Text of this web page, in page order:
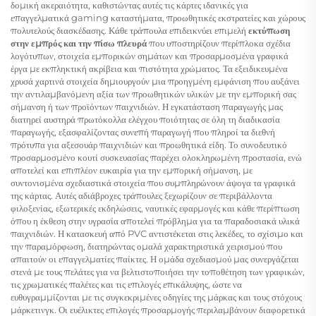
δομική ακεραιότητα, καθιστώντας αυτές τις κάρτες ιδανικές για
επαγγελματικά gaming καταστήματα, προωθητικές εκστρατείες και χώρους
πολυτελούς διασκέδασης. Κάθε τράπουλα επιδεικνύει επιμελή εκτύπωση
στην εμπρός και την πίσω πλευράπου υποστηρίζουν περίπλοκα σχέδια
λογότυπων, στοιχεία εμπορικών σημάτων και προσαρμοσμένα γραφικά
έργα με εκπληκτική ακρίβεια και πιστότητα χρώματος. Τα εξειδικευμένα
χρυσά χαρτινά στοιχεία δημιουργούν μια προηγμένη εμφάνιση που αυξάνει
την αντιλαμβανόμενη αξία των προωθητικών υλικών με την εμπορική σας
σήμανση ή των προϊόντων παιχνιδιών. Η εγκατάσταση παραγωγής μας
διατηρεί αυστηρά πρωτόκολλα ελέγχου ποιότητας σε όλη τη διαδικασία
παραγωγής, εξασφαλίζοντας συνεπή παραγωγή που πληροί τα διεθνή
πρότυπα για αξεσουάρ παιχνιδιών και προωθητικά είδη. Το συνοδευτικό
προσαρμοσμένο κουτί συσκευασίας παρέχει ολοκληρωμένη προστασία, ενώ
αποτελεί και επιπλέον ευκαιρία για την εμπορική σήμανση, με
συντονισμένα σχεδιαστικά στοιχεία που συμπληρώνουν άψογα τα γραφικά
της κάρτας. Αυτέςαδιάβροχες τράπουλεςξεχωρίζουν σε περιβάλλοντα
φιλοξενίας, εξωτερικές εκδηλώσεις, ναυτικές εφαρμογές και κάθε περίπτωση
όπου η έκθεση στην υγρασία αποτελεί πρόβλημα για τα παραδοσιακά υλικά
παιχνιδιών. Η κατασκευή από PVC αντιστέκεται στις λεκέδες, το σχίσιμο και
την παραμόρφωση, διατηρώντας ομαλά χαρακτηριστικά χειρισμού που
απαιτούν οι επαγγελματίες παίκτες. Η ομάδα σχεδιασμού μας συνεργάζεται
στενά με τους πελάτες για να βελτιστοποιήσει την τοποθέτηση των γραφικών,
τις χρωματικές παλέτες και τις επιλογές επικάλυψης, ώστε να
ευθυγραμμίζονται με τις συγκεκριμένες οδηγίες της μάρκας και τους στόχους
μάρκετινγκ. Οι ευέλικτες επιλογές προσαρμογής περιλαμβάνουν διαφορετικά